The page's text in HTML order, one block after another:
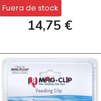
Fuera de stock
14,75 €